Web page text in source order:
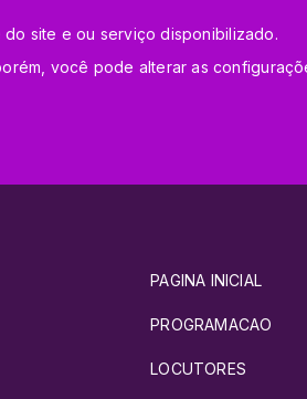
site e ou serviço disponibilizado.
você pode alterar as
PAGINA INICIAL
PROGRAMACAO
LOCUTORES